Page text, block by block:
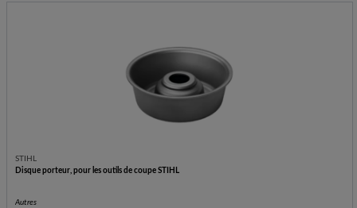
STIHL
Disque porteur, pour les outils de coupe STIHL
Autres